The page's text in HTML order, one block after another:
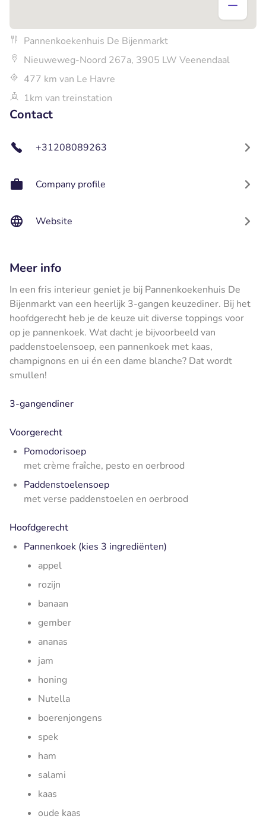
Pannenkoekenhuis De Bijenmarkt
Nieuweweg-Noord 267a, 3905 LW Veenendaal
477 km van Le Havre
1km van treinstation
Contact
+31208089263
Company profile
Website
Meer info
In een fris interieur geniet je bij Pannenkoekenhuis De
Bijenmarkt van een heerlijk 3-gangen keuzediner. Bij het
hoofdgerecht heb je de keuze uit diverse toppings voor
op je pannenkoek. Wat dacht je bijvoorbeeld van
paddenstoelensoep, een pannenkoek met kaas,
champignons en ui én een dame blanche? Dat wordt
smullen!
3-gangendiner
Voorgerecht
Pomodorisoep
met crème fraîche, pesto en oerbrood
Paddenstoelensoep
met verse paddenstoelen en oerbrood
Hoofdgerecht
Pannenkoek (kies 3 ingrediënten)
appel
rozijn
banaan
gember
ananas
jam
honing
Nutella
boerenjongens
spek
ham
salami
kaas
oude kaas